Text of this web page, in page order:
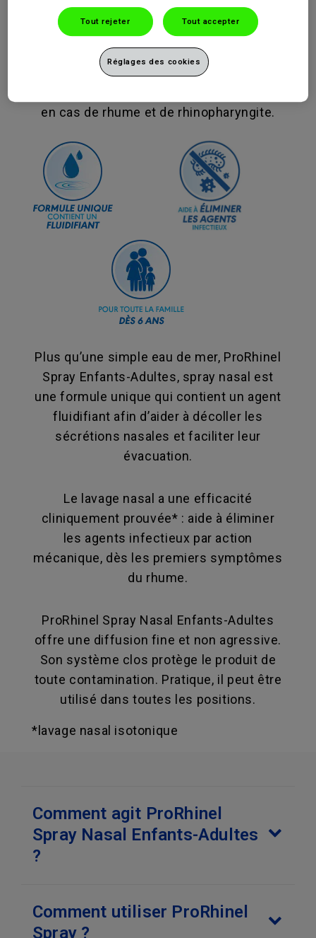
Adultes et enfants
Nez Bouché, Nez qui coule ?
ProRhinel Spray Enfants-Adultes, spray nasal
en cas de rhume et de rhinopharyngite.
Plus qu’une simple eau de mer, ProRhinel
Spray Enfants-Adultes, spray nasal est
une formule unique qui contient un agent
fluidifiant afin d’aider à décoller les
sécrétions nasales et faciliter leur
évacuation.
Le lavage nasal a une efficacité
cliniquement prouvée* : aide à éliminer
les agents infectieux par action
mécanique, dès les premiers symptômes
du rhume.
ProRhinel Spray Nasal Enfants-Adultes
offre une diffusion fine et non agressive.
Son système clos protège le produit de
toute contamination. Pratique, il peut être
utilisé dans toutes les positions.
*lavage nasal isotonique
Comment agit ProRhinel
Spray Nasal Enfants-Adultes
?
Comment utiliser ProRhinel
Spray ?
Tout rejeter Tout accepter
Réglages des cookies